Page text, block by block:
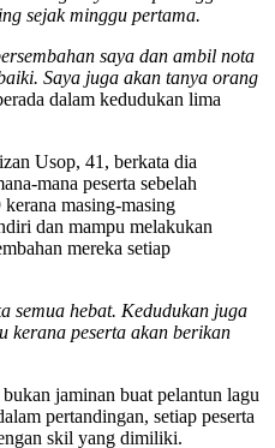
sejak minggu pertama.
saya dan ambil nota
Saya juga akan tanya orang
dalam kedudukan lima
Usop, 41, berkata dia
mana peserta sebelah
masing-masing
dan mampu melakukan
mereka setiap
semua hebat. Kedudukan juga
kerana peserta akan berikan
jaminan buat pelantun lagu
pertandingan, setiap peserta
skil yang dimiliki.